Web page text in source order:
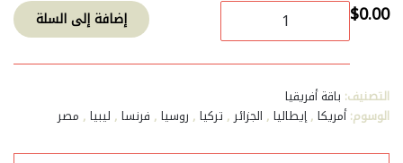
$0.00 كمية
الليبي…
تقرير
آخر
تطورات
إضافة إلى السلة
التصنيف: باقة أفريقيا
الوسوم:أمريكا ,إيطاليا , الجزائر , تركيا , روسيا , فرنسا , ليبيا , مصر